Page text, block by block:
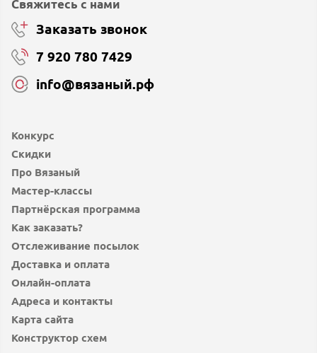
Конкурс
Скидки
Про Вязаный
Мастер-классы
Партнёрская программа
Как заказать?
Отслеживание посылок
Доставка и оплата
Онлайн-оплата
Адреса и контакты
Карта сайта
Конструктор схем
Свяжитесь с нами
Заказать звонок
7 920 780 7429
info@вязаный.рф